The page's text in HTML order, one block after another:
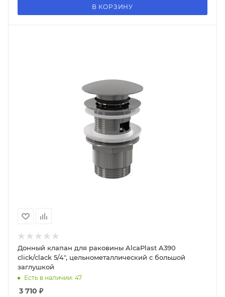
В КОРЗИНУ
Донный клапан для раковины AlcaPlast A390
click/clack 5/4", цельнометаллический с большой
заглушкой
Есть в наличии: 47
3 710 ₽